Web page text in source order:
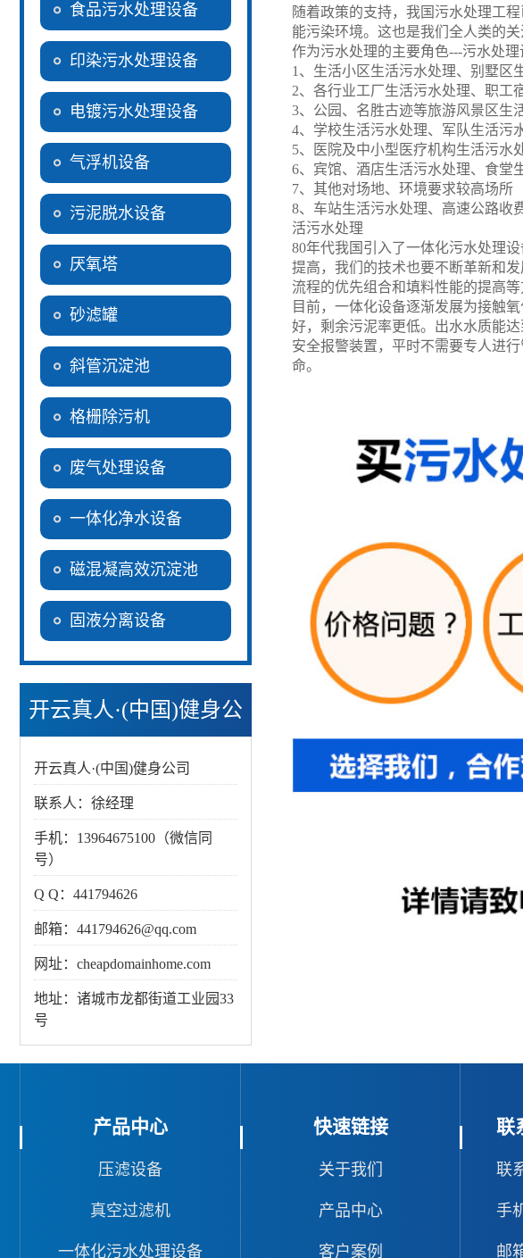
食品污水处理设备
印染污水处理设备
电镀污水处理设备
气浮机设备
污泥脱水设备
厌氧塔
砂滤罐
斜管沉淀池
格栅除污机
废气处理设备
一体化净水设备
磁混凝高效沉淀池
固液分离设备
开云真人·(中国)健身公
司
开云真人·(中国)健身公司
联系人：徐经理
手机：13964675100（微信同
号）
Q Q：441794626
邮箱：441794626@qq.com
网址：cheapdomainhome.com
地址：诸城市龙都街道工业园33
号
随着政策的支持，我国污水处理工
能污染环境。这也是我们全人类的关
作为污水处理的主要角色---污水处理
1 、生活小区生活污水处理、别墅区
2、各行业工厂生活污水处理、职工
3、公园、名胜古迹等旅游风景区生
4、学校生活污水处理、军队生活污
5、医院及中小型医疗机构生活污水
6、宾馆、酒店生活污水处理、食堂
7、其他对场地、环境要求较高场所
8、车站生活污水处理、高速公路收
活污水处理
80年代我国引入了一体化污水处理
提高，我们的技术也要不断革新和
流程的优先组合和填料性能的提高
目前，一体化设备逐渐发展为接触氧
好，剩余污泥率更低。出水水质能
安全报警装置，平时不需要专人进
命。
产品中心
压滤设备
真空过滤机
一体化污水处理设备
快速链接
关于我们
产品中心
客户案例
联
联
手
邮